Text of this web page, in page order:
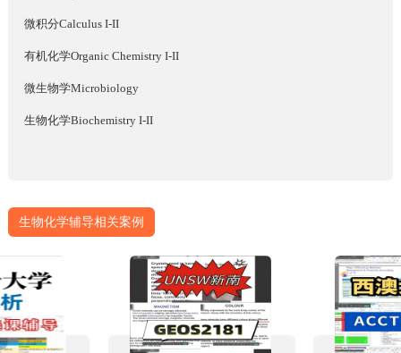
微积分Calculus I-II
有机化学Organic Chemistry I-II
微生物学Microbiology
生物化学Biochemistry I-II
生物化学辅导相关案例